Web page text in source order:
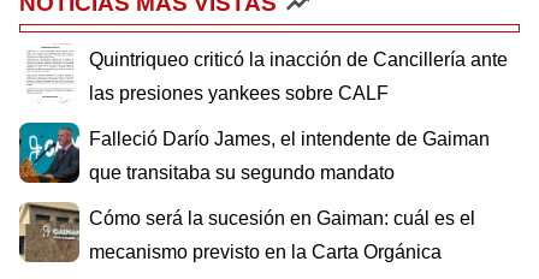
Quintriqueo criticó la inacción de Cancillería ante
las presiones yankees sobre CALF
Falleció Darío James, el intendente de Gaiman
que transitaba su segundo mandato
Cómo será la sucesión en Gaiman: cuál es el
mecanismo previsto en la Carta Orgánica